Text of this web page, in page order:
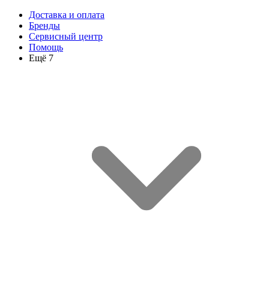
Доставка и оплата
Бренды
Сервисный центр
Помощь
Ещё 7